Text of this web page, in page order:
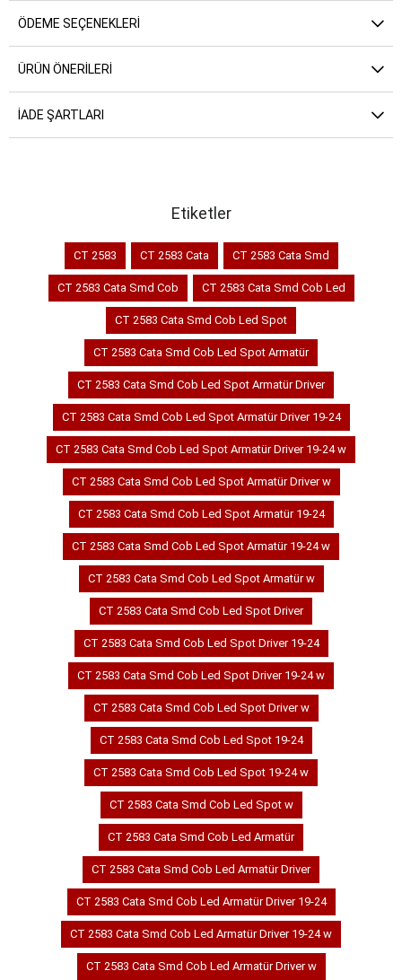
ÖDEME SEÇENEKLERI
ÜRÜN ÖNERILERI
İADE ŞARTLARI
Etiketler
CT 2583 CT 2583 Cata CT 2583 Cata Smd
CT 2583 Cata Smd Cob CT 2583 Cata Smd Cob Led
CT 2583 Cata Smd Cob Led Spot
CT 2583 Cata Smd Cob Led Spot Armatür
CT 2583 Cata Smd Cob Led Spot Armatür Driver
CT 2583 Cata Smd Cob Led Spot Armatür Driver 19-24
CT 2583 Cata Smd Cob Led Spot Armatür Driver 19-24 w
CT 2583 Cata Smd Cob Led Spot Armatür Driver w
CT 2583 Cata Smd Cob Led Spot Armatür 19-24
CT 2583 Cata Smd Cob Led Spot Armatür 19-24 w
CT 2583 Cata Smd Cob Led Spot Armatür w
CT 2583 Cata Smd Cob Led Spot Driver
CT 2583 Cata Smd Cob Led Spot Driver 19-24
CT 2583 Cata Smd Cob Led Spot Driver 19-24 w
CT 2583 Cata Smd Cob Led Spot Driver w
CT 2583 Cata Smd Cob Led Spot 19-24
CT 2583 Cata Smd Cob Led Spot 19-24 w
CT 2583 Cata Smd Cob Led Spot w
CT 2583 Cata Smd Cob Led Armatür
CT 2583 Cata Smd Cob Led Armatür Driver
CT 2583 Cata Smd Cob Led Armatür Driver 19-24
CT 2583 Cata Smd Cob Led Armatür Driver 19-24 w
CT 2583 Cata Smd Cob Led Armatür Driver w